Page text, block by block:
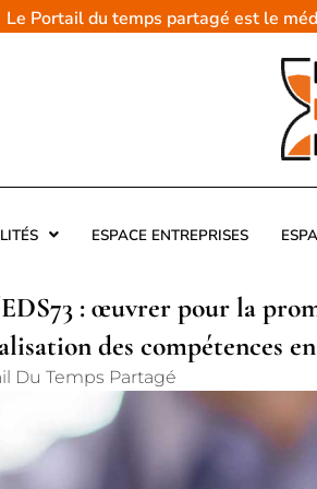
Le Portail du temps partagé est le
ESPACE ENTREPRISES
: œuvrer pour la
des compétences
Du Temps Partagé